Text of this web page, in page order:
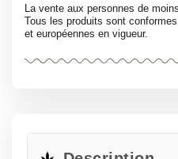
La vente aux personnes de
Tous les produits sont
et européennes en vigueur.